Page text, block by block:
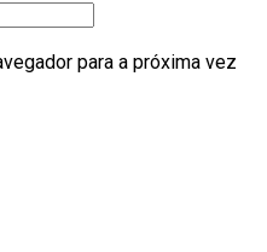
para a próxima vez